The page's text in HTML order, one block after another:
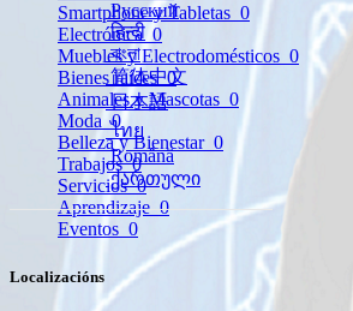
Русский
हिन्दी
বাংলা
简体中文
日本語
ไทย
Română
ქართული
Smartphone y Tabletas 0
Electrónica 0
Muebles y Electrodomésticos 0
Bienes raíces0
Animales y Mascotas 0
Moda 0
Belleza y Bienestar 0
Trabajos0
Servicios0
Aprendizaje 0
Eventos 0
Localizacións